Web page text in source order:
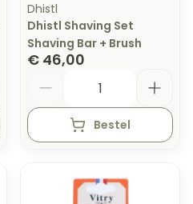
Dhistl
Dhistl Shaving Set
Shaving Bar + Brush
€ 46,00
Bestel